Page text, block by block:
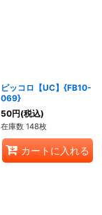
ピッコロ【UC】{FB10-
069}
50円(税込)
在庫数 148枚
カートに入れる